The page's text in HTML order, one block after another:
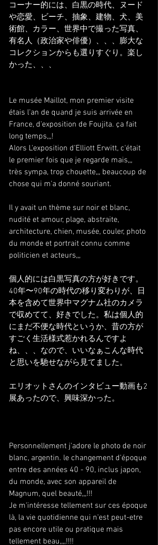
コーナー的には、白黒の時代、ヌード
や恋愛、ビーチ、抽象、建物、犬、美
術館、カラー、世界中で撮った写真、
有名人（政治家や俳優）、、、膨大な
コレクションからも選りすぐり。楽し
かった、、、
Le musée Maillot, mon premier visite
étais l'an de quand je suis arrivée en
France, d'exposition de Foujita. ça fait
long temps,,,!
Alors L'exposition d'Elliott Erwitt, c'était
le premier fois que je regarde mais,,,
très sympa, trop chouette,,, beaucoup de
chose qui m'a donné souriant.
Il y avait un thème sur noir et blanc,
nudité et amour, plage, abstraite,
architecture, chien, musée, couler, photo
du monde et portrait connu comme
politicien et acteurs,,,
個人的には白黒写真の方が好きです。
40年〜90年の時代の移り変わりが、日
本を含めて世界中マグナム社のカメラ
で収めてて、好きでした。私は個人的
にまだ不便な時代というか、昔の方が
すごく生活様式惹かれるんですよ
ね、、、なので、いいなぁこんな時代
と思いを馳せながら見てました。
エリオットさんのインタビュー動画も2
展あったので、興味深かった。
Personnellement j'adore le photo de noir
blanc, argentin. le changement d'époque
entre des années 40 - 90, inclus japon,
du monde, avec son appareil de
Magnum, quel beauté,,,!!!
Je m'intéresse tellement sur ces époque
là, la vie quotidienne qui n'est peut-etre
pas encore utile ou pratique mais
tellement beau,,,,!!!!